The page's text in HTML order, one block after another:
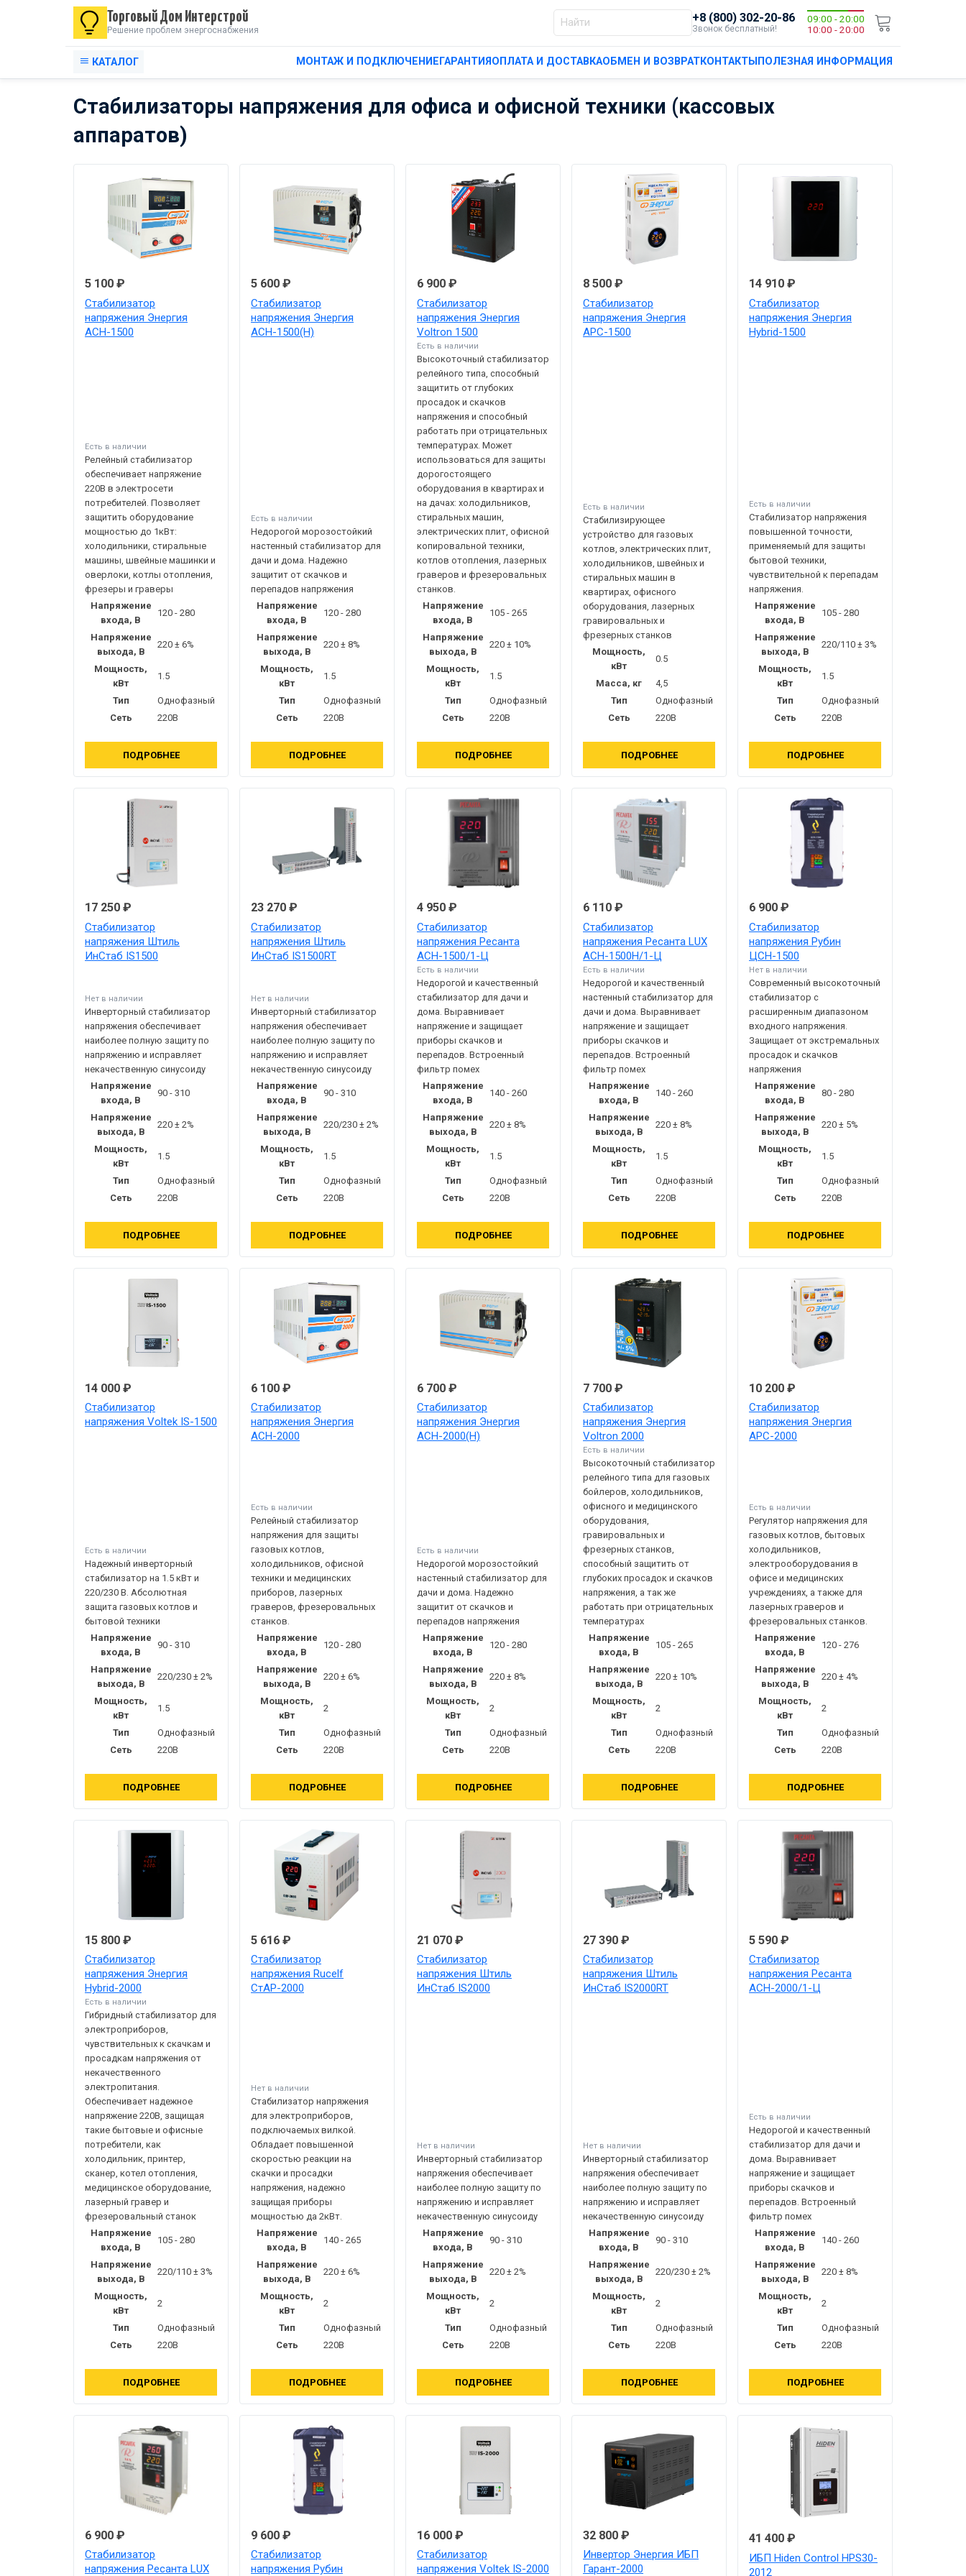
Торговый Дом Интерстрой
Решение проблем энергоснабжения
+8 (800) 302-20-86
Звонок бесплатный!
09:00 - 20:00
10:00 - 20:00
КАТАЛОГ МОНТАЖ И ПОДКЛЮЧЕНИЕ ГАРАНТИЯ ОПЛАТА И ДОСТАВКАОБМЕН И ВОЗВРАТКОНТАКТЫ ПОЛЕЗНАЯ ИНФОРМАЦИЯ
Стабилизаторы напряжения для офиса и офисной техники (кассовых
аппаратов)
5 100 ₽
Стабилизатор
напряжения Энергия
АСН-1500
Есть в наличии
Релейный стабилизатор
обеспечивает напряжение
220В в электросети
потребителей. Позволяет
защитить оборудование
мощностью до 1кВт:
холодильники, стиральные
машины, швейные машинки и
оверлоки, котлы отопления,
фрезеры и граверы
Напряжение
входа, В
120 - 280
Напряжение
выхода, В
220 ± 6%
Мощность,
кВт
1.5
Тип
Однофазный
Сеть
220В
ПОДРОБНЕЕ
5 600 ₽
Стабилизатор
напряжения Энергия
АСН-1500(Н)
Есть в наличии
Недорогой морозостойкий
настенный стабилизатор для
дачи и дома. Надежно
защитит от скачков и
перепадов напряжения
Напряжение
входа, В
120 - 280
Напряжение
выхода, В
220 ± 8%
Мощность,
кВт
1.5
Тип
Однофазный
Сеть
220В
ПОДРОБНЕЕ
6 900 ₽
Стабилизатор
напряжения Энергия
Voltron 1500
Есть в наличии
Высокоточный стабилизатор
релейного типа, способный
защитить от глубоких
просадок и скачков
напряжения и способный
работать при отрицательных
температурах. Может
использоваться для защиты
дорогостоящего
оборудования в квартирах и
на дачах: холодильников,
стиральных машин,
электрических плит, офисной
копировальной техники,
котлов отопления, лазерных
граверов и фрезеровальных
станков.
Напряжение
входа, В
105 - 265
Напряжение
выхода, В
220 ± 10%
Мощность,
кВт
1.5
Тип
Однофазный
Сеть
220В
ПОДРОБНЕЕ
8 500 ₽
Стабилизатор
напряжения Энергия
АРС-1500
Есть в наличии
Стабилизирующее
устройство для газовых
котлов, электрических плит,
холодильников, швейных и
стиральных машин в
квартирах, офисного
оборудования, лазерных
гравировальных и
фрезерных станков
Мощность,
кВт
0.5
Масса, кг
4,5
Тип
Однофазный
Сеть
220В
ПОДРОБНЕЕ
14 910 ₽
Стабилизатор
напряжения Энергия
Hybrid-1500
Есть в наличии
Стабилизатор напряжения
повышенной точности,
применяемый для защиты
бытовой техники,
чувствительной к перепадам
напряжения.
Напряжение
входа, В
105 - 280
Напряжение
выхода, В
220/110 ± 3%
Мощность,
кВт
1.5
Тип
Однофазный
Сеть
220В
ПОДРОБНЕЕ
17 250 ₽
Стабилизатор
напряжения Штиль
ИнСтаб IS1500
Нет в наличии
Инверторный стабилизатор
напряжения обеспечивает
наиболее полную защиту по
напряжению и исправляет
некачественную синусоиду
Напряжение
входа, В
90 - 310
Напряжение
выхода, В
220 ± 2%
Мощность,
кВт
1.5
Тип
Однофазный
Сеть
220В
ПОДРОБНЕЕ
23 270 ₽
Стабилизатор
напряжения Штиль
ИнСтаб IS1500RT
Нет в наличии
Инверторный стабилизатор
напряжения обеспечивает
наиболее полную защиту по
напряжению и исправляет
некачественную синусоиду
Напряжение
входа, В
90 - 310
Напряжение
выхода, В
220/230 ± 2%
Мощность,
кВт
1.5
Тип
Однофазный
Сеть
220В
ПОДРОБНЕЕ
4 950 ₽
Стабилизатор
напряжения Ресанта
АСН-1500/1-Ц
Есть в наличии
Недорогой и качественный
стабилизатор для дачи и
дома. Выравнивает
напряжение и защищает
приборы скачков и
перепадов. Встроенный
фильтр помех
Напряжение
входа, В
140 - 260
Напряжение
выхода, В
220 ± 8%
Мощность,
кВт
1.5
Тип
Однофазный
Сеть
220В
ПОДРОБНЕЕ
6 110 ₽
Стабилизатор
напряжения Ресанта LUX
АСН-1500Н/1-Ц
Есть в наличии
Недорогой и качественный
настенный стабилизатор для
дачи и дома. Выравнивает
напряжение и защищает
приборы скачков и
перепадов. Встроенный
фильтр помех
Напряжение
входа, В
140 - 260
Напряжение
выхода, В
220 ± 8%
Мощность,
кВт
1.5
Тип
Однофазный
Сеть
220В
ПОДРОБНЕЕ
6 900 ₽
Стабилизатор
напряжения Рубин
ЦСН-1500
Нет в наличии
Современный высокоточный
стабилизатор с
расширенным диапазоном
входного напряжения.
Защищает от экстремальных
просадок и скачков
напряжения
Напряжение
входа, В
80 - 280
Напряжение
выхода, В
220 ± 5%
Мощность,
кВт
1.5
Тип
Однофазный
Сеть
220В
ПОДРОБНЕЕ
14 000 ₽
Стабилизатор
напряжения Voltek IS-1500
Есть в наличии
Надежный инверторный
стабилизатор на 1.5 кВт и
220/230 В. Абсолютная
защита газовых котлов и
бытовой техники
Напряжение
входа, В
90 - 310
Напряжение
выхода, В
220/230 ± 2%
Мощность,
кВт
1.5
Тип
Однофазный
Сеть
220В
ПОДРОБНЕЕ
6 100 ₽
Стабилизатор
напряжения Энергия
АСН-2000
Есть в наличии
Релейный стабилизатор
напряжения для защиты
газовых котлов,
холодильников, офисной
техники и медицинских
приборов, лазерных
граверов, фрезеровальных
станков.
Напряжение
входа, В
120 - 280
Напряжение
выхода, В
220 ± 6%
Мощность,
кВт
2
Тип
Однофазный
Сеть
220В
ПОДРОБНЕЕ
6 700 ₽
Стабилизатор
напряжения Энергия
АСН-2000(Н)
Есть в наличии
Недорогой морозостойкий
настенный стабилизатор для
дачи и дома. Надежно
защитит от скачков и
перепадов напряжения
Напряжение
входа, В
120 - 280
Напряжение
выхода, В
220 ± 8%
Мощность,
кВт
2
Тип
Однофазный
Сеть
220В
ПОДРОБНЕЕ
7 700 ₽
Стабилизатор
напряжения Энергия
Voltron 2000
Есть в наличии
Высокоточный стабилизатор
релейного типа для газовых
бойлеров, холодильников,
офисного и медицинского
оборудования,
гравировальных и
фрезерных станков,
способный защитить от
глубоких просадок и скачков
напряжения, а так же
работать при отрицательных
температурах
Напряжение
входа, В
105 - 265
Напряжение
выхода, В
220 ± 10%
Мощность,
кВт
2
Тип
Однофазный
Сеть
220В
ПОДРОБНЕЕ
10 200 ₽
Стабилизатор
напряжения Энергия
АРС-2000
Есть в наличии
Регулятор напряжения для
газовых котлов, бытовых
холодильников,
электрооборудования в
офисе и медицинских
учреждениях, а также для
лазерных граверов и
фрезеровальных станков.
Напряжение
входа, В
120 - 276
Напряжение
выхода, В
220 ± 4%
Мощность,
кВт
2
Тип
Однофазный
Сеть
220В
ПОДРОБНЕЕ
15 800 ₽
Стабилизатор
напряжения Энергия
Hybrid-2000
Есть в наличии
Гибридный стабилизатор для
электроприборов,
чувствительных к скачкам и
просадкам напряжения от
некачественного
электропитания.
Обеспечивает надежное
напряжение 220В, защищая
такие бытовые и офисные
потребители, как
холодильник, принтер,
сканер, котел отопления,
медицинское оборудование,
лазерный гравер и
фрезеровальный станок
Напряжение
входа, В
105 - 280
Напряжение
выхода, В
220/110 ± 3%
Мощность,
кВт
2
Тип
Однофазный
Сеть
220В
ПОДРОБНЕЕ
5 616 ₽
Стабилизатор
напряжения Rucelf
СтАР-2000
Нет в наличии
Стабилизатор напряжения
для электроприборов,
подключаемых вилкой.
Обладает повышенной
скоростью реакции на
скачки и просадки
напряжения, надежно
защищая приборы
мощностью да 2кВт.
Напряжение
входа, В
140 - 265
Напряжение
выхода, В
220 ± 6%
Мощность,
кВт
2
Тип
Однофазный
Сеть
220В
ПОДРОБНЕЕ
21 070 ₽
Стабилизатор
напряжения Штиль
ИнСтаб IS2000
Нет в наличии
Инверторный стабилизатор
напряжения обеспечивает
наиболее полную защиту по
напряжению и исправляет
некачественную синусоиду
Напряжение
входа, В
90 - 310
Напряжение
выхода, В
220 ± 2%
Мощность,
кВт
2
Тип
Однофазный
Сеть
220В
ПОДРОБНЕЕ
27 390 ₽
Стабилизатор
напряжения Штиль
ИнСтаб IS2000RT
Нет в наличии
Инверторный стабилизатор
напряжения обеспечивает
наиболее полную защиту по
напряжению и исправляет
некачественную синусоиду
Напряжение
входа, В
90 - 310
Напряжение
выхода, В
220/230 ± 2%
Мощность,
кВт
2
Тип
Однофазный
Сеть
220В
ПОДРОБНЕЕ
5 590 ₽
Стабилизатор
напряжения Ресанта
АСН-2000/1-Ц
Есть в наличии
Недорогой и качественный
стабилизатор для дачи и
дома. Выравнивает
напряжение и защищает
приборы скачков и
перепадов. Встроенный
фильтр помех
Напряжение
входа, В
140 - 260
Напряжение
выхода, В
220 ± 8%
Мощность,
кВт
2
Тип
Однофазный
Сеть
220В
ПОДРОБНЕЕ
6 900 ₽
Стабилизатор
напряжения Ресанта LUX
9 600 ₽
Стабилизатор
напряжения Рубин
16 000 ₽
Стабилизатор
напряжения Voltek IS-2000
32 800 ₽
Инвертор Энергия ИБП
Гарант-2000
41 400 ₽
ИБП Hiden Control HPS30-
2012